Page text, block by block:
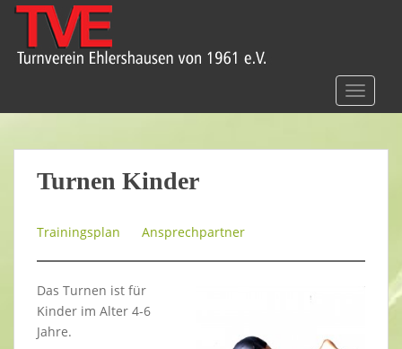
o
Turnen Kinder
Trainingsplan Ansprechpartner
Das Turnen ist für
Kinder im Alter 4-6
Jahre.